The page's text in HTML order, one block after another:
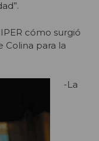
cómo surgió
Colina para la
-La